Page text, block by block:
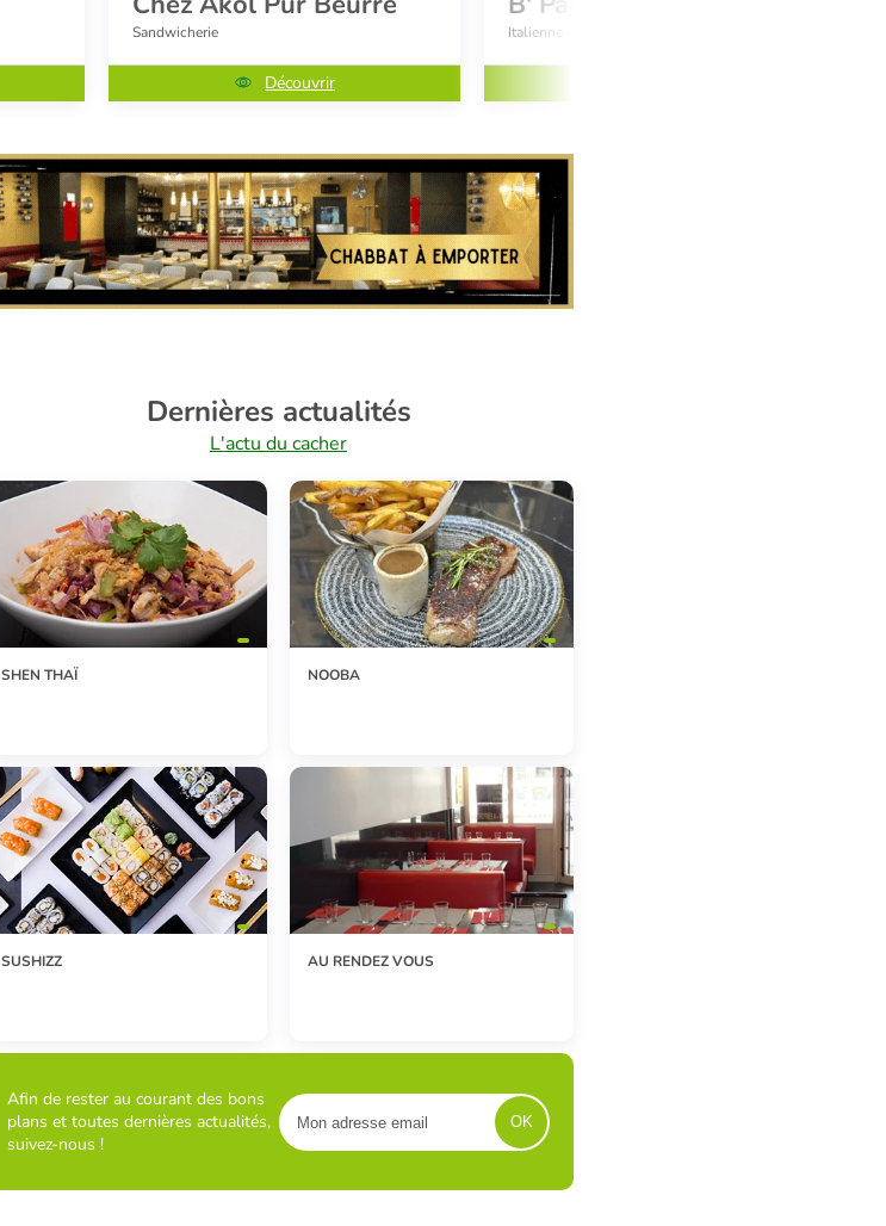
Sandwicherie
Découvrir
Italienne - Pizza - Sushi
Dernières actualités
L'actu du cacher
SHEN THAÏ NOOBA
SUSHIZZ AU RENDEZ VOUS
Afin de rester au courant des bons
plans et toutes dernières actualités,
suivez-nous !